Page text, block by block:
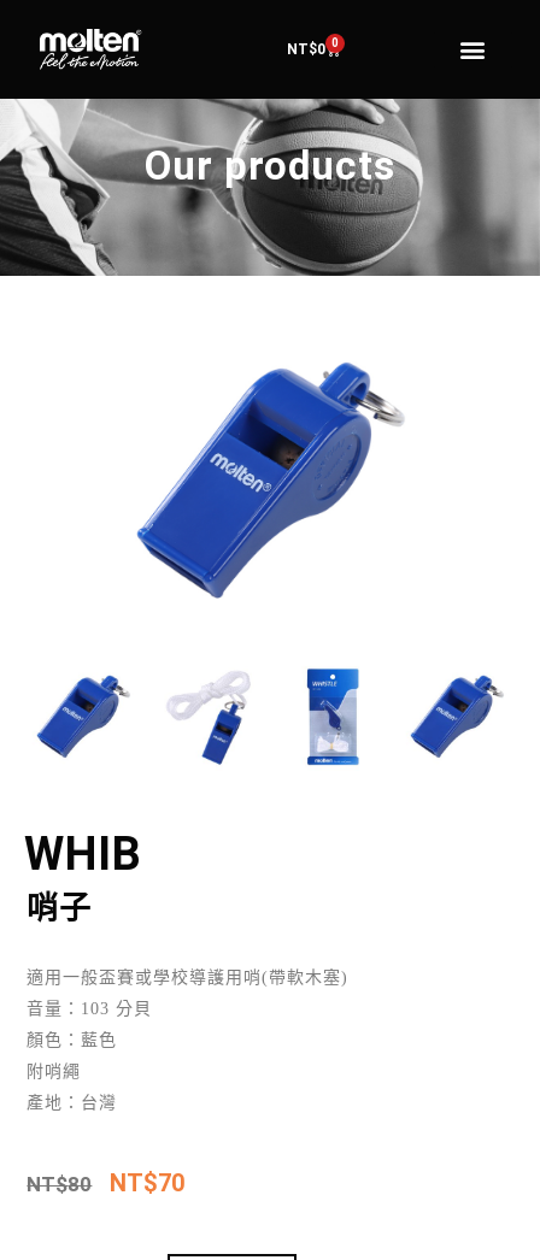
NT$0 0
Our products
WHIB
哨子
適用一般盃賽或學校導護用哨(帶軟木塞)
音量：103 分貝
顏色：藍色
附哨繩
產地：台灣
NT$80 NT$70